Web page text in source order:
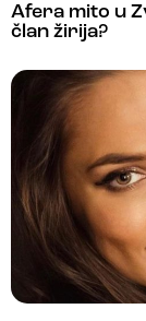
Afera mito u
član žirija?